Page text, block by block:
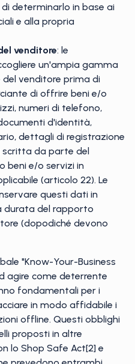
determinarlo in base ai
e alla propria
venditore: le
un'ampia gamma
venditore prima di
di offrire beni e/o
numeri di telefono,
d'identità,
dettagli di registrazione
scritta da parte del
beni e/o servizi in
(articolo 22). Le
questi dati in
durata del rapporto
(dopodiché devono
"Know-Your-Business
agire come deterrente
fondamentali per i
in modo affidabile i
offline. Questi obblighi
proposti in altre
lo Shop Safe Act[2] e